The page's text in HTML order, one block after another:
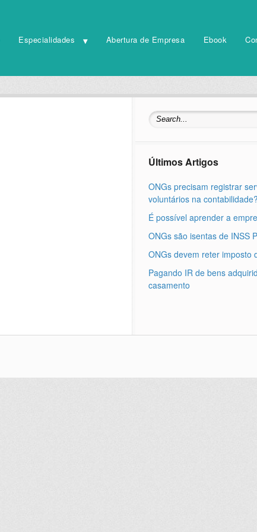
Especialidades Abertura de Empresa Ebook
Últimos Artigos
ONGs precisam registrar
voluntários na contabilidade?
É possível aprender a
ONGs são isentas de INSS
ONGs devem reter imposto
Pagando IR de bens
casamento